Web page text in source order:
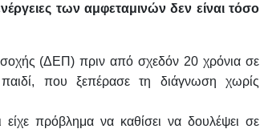
των αμφεταμινών δεν είναι τόσο
(ΔΕΠ) πριν από σχεδόν 20 χρόνια σε
που ξεπέρασε τη διάγνωση χωρίς
πρόβλημα να καθίσει να δουλέψει σε